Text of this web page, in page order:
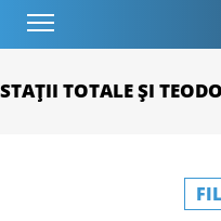
STAȚII TOTALE ȘI